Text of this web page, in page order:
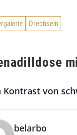
Drechseln
Kontrast von
belarbo